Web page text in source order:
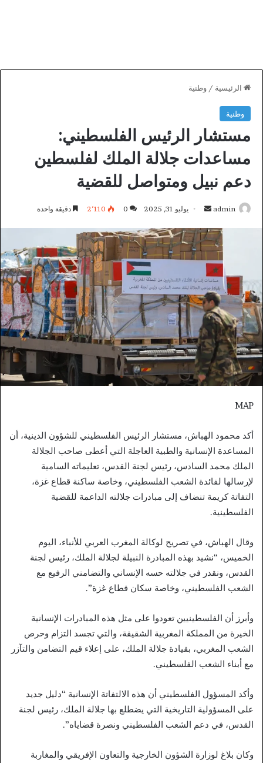
الرئيسية / وطنية
وطنية
مستشار الرئيس الفلسطيني:
مساعدات جلالة الملك لفلسطين
دعم نبيل ومتواصل للقضية
admin
أرسل
إلكترونيا
يوليو 31, 2025 0 2٬110 دقيقة واحدة
MAP
أكد محمود الهباش، مستشار الرئيس الفلسطيني للشؤون الدينية، أن
المساعدة الإنسانية والطبية العاجلة التي أعطى صاحب الجلالة
الملك محمد السادس، رئيس لجنة القدس، تعليماته السامية
لإرسالها لفائدة الشعب الفلسطيني، وخاصة ساكنة قطاع غزة،
التفاتة كريمة تنضاف إلى مبادرات جلالته الداعمة للقضية
الفلسطينية.
وقال الهباش، في تصريح لوكالة المغرب العربي للأنباء، اليوم
الخميس، “نشيد بهذه المبادرة النبيلة لجلالة الملك، رئيس لجنة
القدس، ونقدر في جلالته حسه الإنساني والتضامني الرفيع مع
الشعب الفلسطيني، وخاصة سكان قطاع غزة”.
وأبرز أن الفلسطينيين تعودوا على مثل هذه المبادرات الإنسانية
الخيرة من المملكة المغربية الشقيقة، والتي تجسد التزام وحرص
الشعب المغربي، بقيادة جلالة الملك، على إعلاء قيم التضامن والتآزر
مع أبناء الشعب الفلسطيني.
وأكد المسؤول الفلسطيني أن هذه الالتفاتة الإنسانية “دليل جديد
على المسؤولية التاريخية التي يضطلع بها جلالة الملك، رئيس لجنة
القدس، في دعم الشعب الفلسطيني ونصرة قضاياه”.
وكان بلاغ لوزارة الشؤون الخارجية والتعاون الإفريقي والمغاربة